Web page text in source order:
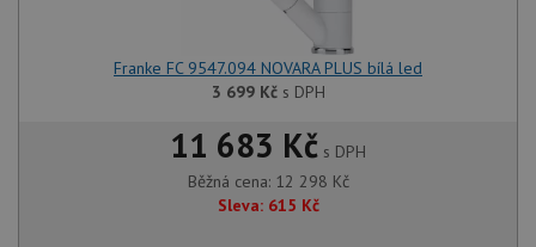
Franke FC 9547.094 NOVARA PLUS bílá led
3 699 Kčs DPH
11 683 Kč s DPH
Běžná cena: 12 298 Kč
Sleva: 615 Kč